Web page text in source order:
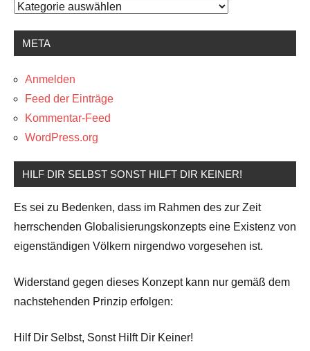
Kategorien
META
Anmelden
Feed der Einträge
Kommentar-Feed
WordPress.org
HILF DIR SELBST SONST HILFT DIR KEINER!
Es sei zu Bedenken, dass im Rahmen des zur Zeit
herrschenden Globalisierungskonzepts eine Existenz von
eigenständigen Völkern nirgendwo vorgesehen ist.
Widerstand gegen dieses Konzept kann nur gemäß dem
nachstehenden Prinzip erfolgen:
Hilf Dir Selbst, Sonst Hilft Dir Keiner!